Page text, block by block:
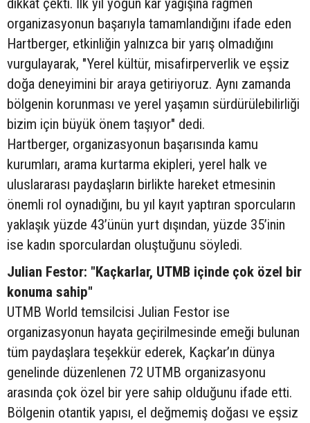
organizasyonun başarıyla tamamlandığını ifade eden
Hartberger, etkinliğin yalnızca bir yarış olmadığını
vurgulayarak, "Yerel kültür, misafirperverlik ve eşsiz
doğa deneyimini bir araya getiriyoruz. Aynı zamanda
bölgenin korunması ve yerel yaşamın sürdürülebilirliği
bizim için büyük önem taşıyor" dedi.
Hartberger, organizasyonun başarısında kamu
kurumları, arama kurtarma ekipleri, yerel halk ve
uluslararası paydaşların birlikte hareket etmesinin
önemli rol oynadığını, bu yıl kayıt yaptıran sporcuların
yaklaşık yüzde 43’ünün yurt dışından, yüzde 35’inin
ise kadın sporculardan oluştuğunu söyledi.
Julian Festor: "Kaçkarlar, UTMB içinde çok özel bir
konuma sahip"
UTMB World temsilcisi Julian Festor ise
organizasyonun hayata geçirilmesinde emeği bulunan
tüm paydaşlara teşekkür ederek, Kaçkar’ın dünya
genelinde düzenlenen 72 UTMB organizasyonu
arasında çok özel bir yere sahip olduğunu ifade etti.
Bölgenin otantik yapısı, el değmemiş doğası ve eşsiz